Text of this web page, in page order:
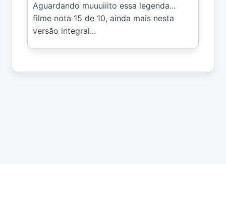
Aguardando muuuiiito essa legenda...
filme nota 15 de 10, ainda mais nesta
versão integral...